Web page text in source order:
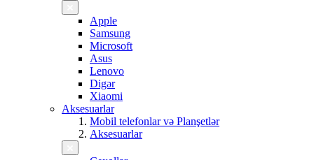
Apple
Samsung
Microsoft
Asus
Lenovo
Digər
Xiaomi
Aksesuarlar
Mobil telefonlar və Planşetlər
Aksesuarlar